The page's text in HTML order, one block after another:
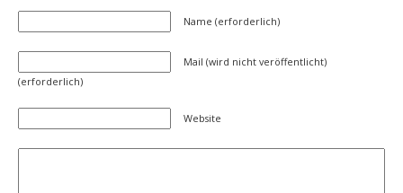
Name (erforderlich)
Mail (wird nicht veröffentlicht)
(erforderlich)
Website